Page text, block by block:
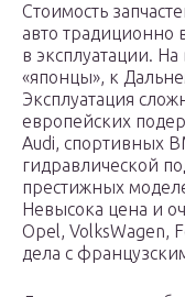
Стоимость
авто традиционно
в эксплуатации.
«японцы», к
Эксплуатация
европейских
Audi, спортивных
гидравлической
престижных
Невысока цена и
Opel, VolksWagen,
дела с